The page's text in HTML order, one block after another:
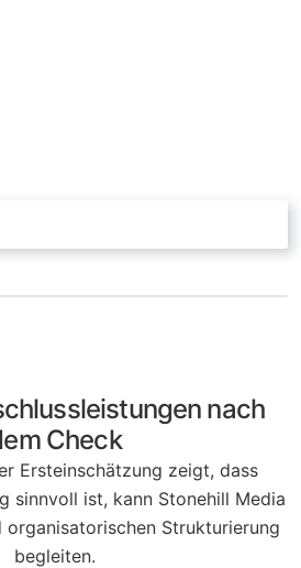
nach
Check
Ersteinschätzung zeigt, dass
sinnvoll ist, kann Stonehill Media
Strukturierung
begleiten.